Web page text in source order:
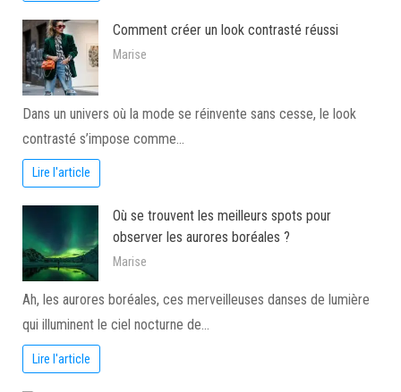
Comment créer un look contrasté réussi
Marise
Dans un univers où la mode se réinvente sans cesse, le look
contrasté s’impose comme…
Lire l'article
Où se trouvent les meilleurs spots pour
observer les aurores boréales ?
Marise
Ah, les aurores boréales, ces merveilleuses danses de lumière
qui illuminent le ciel nocturne de…
Lire l'article